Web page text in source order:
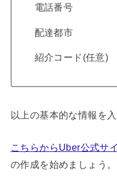
電話番号
配達都市
紹介コード(任意)
以上の基本的な情報を入
こちらからUber公式サ
の作成を始めましょう。